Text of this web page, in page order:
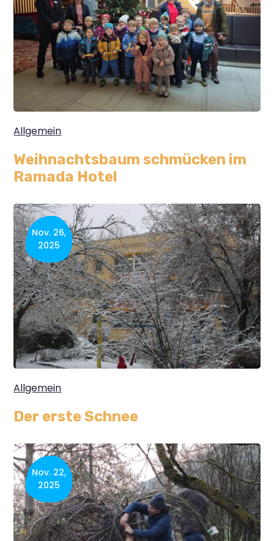
Weihnachtsbaum schmücken im
Ramada Hotel
Allgemein
Nov. 26,
2025
Der erste Schnee
Allgemein
Nov. 22,
2025